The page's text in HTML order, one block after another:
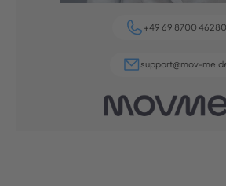
+49 69 8700 46280
support@mov-